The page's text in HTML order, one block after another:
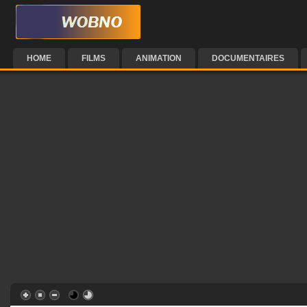
HOME FILMS ANIMATION DOCUMENTAIRES